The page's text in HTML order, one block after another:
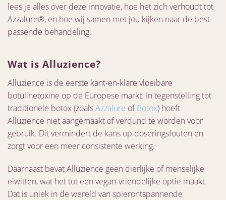
lees je alles over deze innovatie, hoe het zich verhoudt tot
Azzalure®, en hoe wij samen met jou kijken naar de best
passende behandeling.
Wat is Alluzience?
Alluzience is de eerste kant-en-klare vloeibare
botulinetoxine op de Europese markt. In tegenstelling tot
traditionele botox (zoalsAzzalure ofBotox) hoeft
Alluzience niet aangemaakt of verdund te worden voor
gebruik. Dit vermindert de kans op doseringsfouten en
zorgt voor een meer consistente werking.
Daarnaast bevat Alluzience geen dierlijke of menselijke
eiwitten, wat het tot een vegan-vriendelijke optie maakt.
Dat is uniek in de wereld van spierontspannende